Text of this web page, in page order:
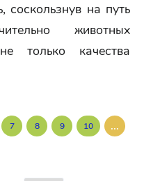
соскользнув на путь
животных
только качества
7 8 9 10 ...